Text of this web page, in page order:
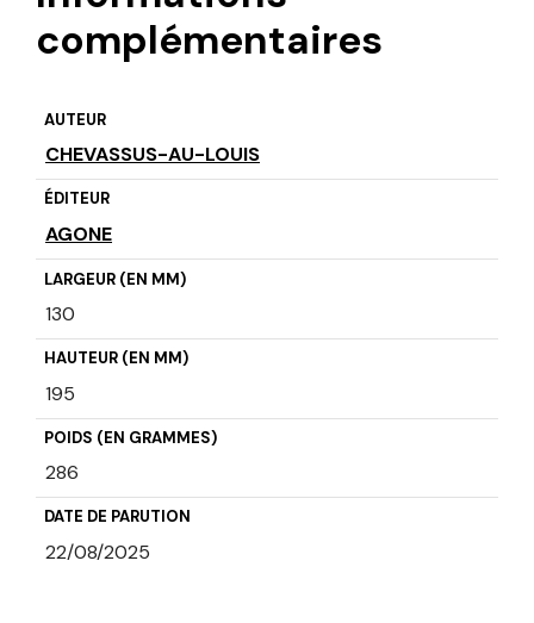
complémentaires
AUTEUR
CHEVASSUS-AU-LOUIS
ÉDITEUR
AGONE
LARGEUR (EN MM)
130
HAUTEUR (EN MM)
195
POIDS (EN GRAMMES)
286
DATE DE PARUTION
22/08/2025